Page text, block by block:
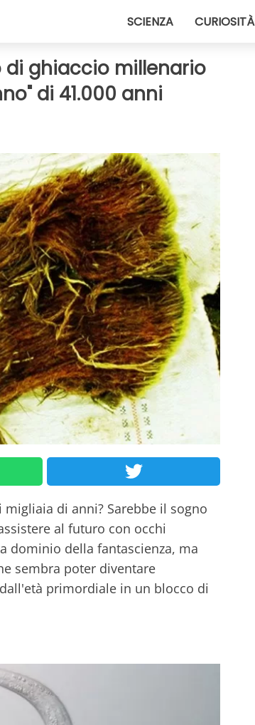
SCIENZA CURIOSITÀ
ghiaccio millenario
di 41.000 anni
di anni? Sarebbe il sogno
al futuro con occhi
dominio della fantascienza, ma
sembra poter diventare
primordiale in un blocco di